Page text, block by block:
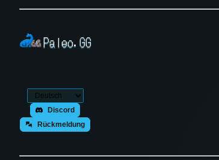
Paleo.GG
Discord
Rückmeldung